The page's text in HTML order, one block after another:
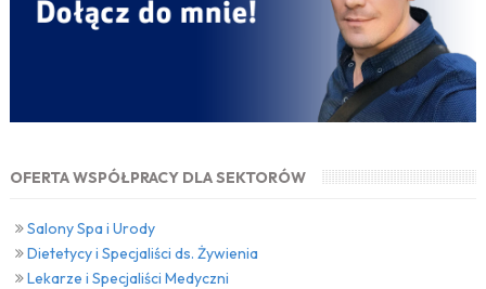
OFERTA WSPÓŁPRACY DLA SEKTORÓW
Salony Spa i Urody
Dietetycy i Specjaliści ds. Żywienia
Lekarze i Specjaliści Medyczni